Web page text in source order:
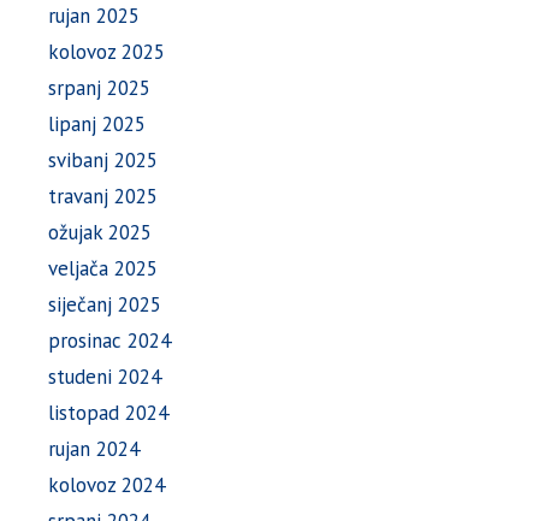
rujan 2025
kolovoz 2025
srpanj 2025
lipanj 2025
svibanj 2025
travanj 2025
ožujak 2025
veljača 2025
siječanj 2025
prosinac 2024
studeni 2024
listopad 2024
rujan 2024
kolovoz 2024